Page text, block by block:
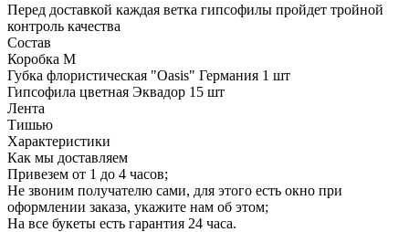
Перед доставкой каждая ветка гипсофилы пройдет тройной
контроль качества
Состав
Коробка М
Губка флористическая "Oasis" Германия 1 шт
Гипсофила цветная Эквадор 15 шт
Лента
Тишью
Характеристики
Как мы доставляем
Привезем от 1 до 4 часов;
Не звоним получателю сами, для этого есть окно при
оформлении заказа, укажите нам об этом;
На все букеты есть гарантия 24 часа.